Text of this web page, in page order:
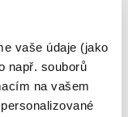
vaše údaje (jako
např. souborů
na vašem